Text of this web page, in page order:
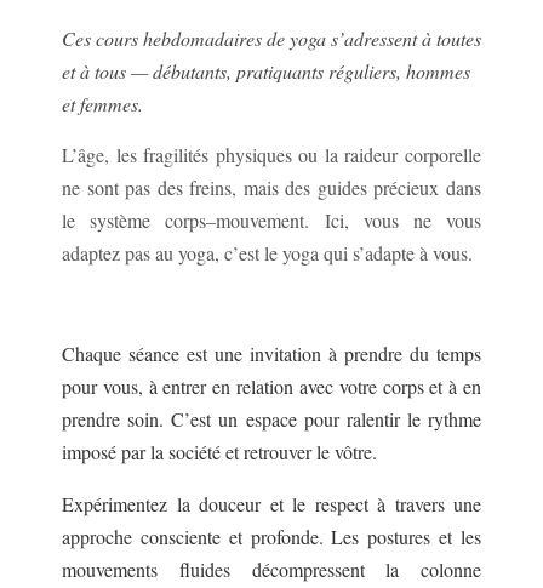
Ces cours hebdomadaires de yoga s’adressent à toutes
et à tous — débutants, pratiquants réguliers, hommes
et femmes.
L’âge, les fragilités physiques ou la raideur corporelle
ne sont pas des freins, mais des guides précieux dans
le système corps–mouvement. Ici, vous ne vous
adaptez pas au yoga, c’est le yoga qui s’adapte à vous.
Chaque séance est une invitation à prendre du temps
pour vous, à entrer en relation avec votre corps et à en
prendre soin. C’est un espace pour ralentir le rythme
imposé par la société et retrouver le vôtre.
Expérimentez la douceur et le respect à travers une
approche consciente et profonde. Les postures et les
mouvements fluides décompressent la colonne